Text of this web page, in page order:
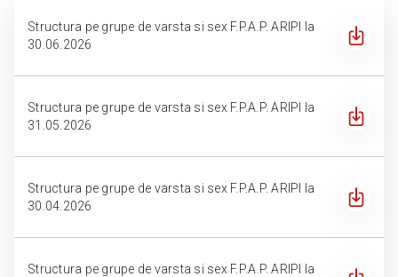
Structura pe grupe de varsta si sex F.P.A.P. ARIPI la
30.06.2026
Structura pe grupe de varsta si sex F.P.A.P. ARIPI la
31.05.2026
Structura pe grupe de varsta si sex F.P.A.P. ARIPI la
30.04.2026
Structura pe grupe de varsta si sex F.P.A.P. ARIPI la